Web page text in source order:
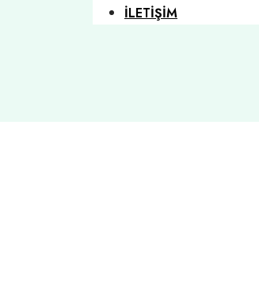
İLETİŞİM